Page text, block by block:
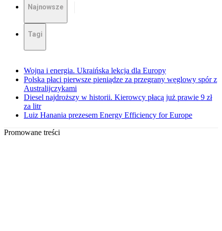
Najnowsze
Tagi
Wojna i energia. Ukraińska lekcja dla Europy
Polska płaci pierwsze pieniądze za przegrany węglowy spór z
Australijczykami
Diesel najdroższy w historii. Kierowcy płacą już prawie 9 zł
za litr
Luiz Hanania prezesem Energy Efficiency for Europe
Promowane treści